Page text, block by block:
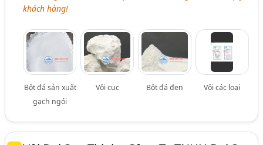
khách hàng!
Bột đá sản xuất
gạch ngói
Vôi cục Bột đá đen Vôi các loại